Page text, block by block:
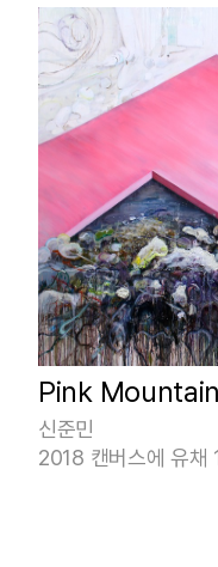
Pink Mountain
신준민
2018 캔버스에 유채